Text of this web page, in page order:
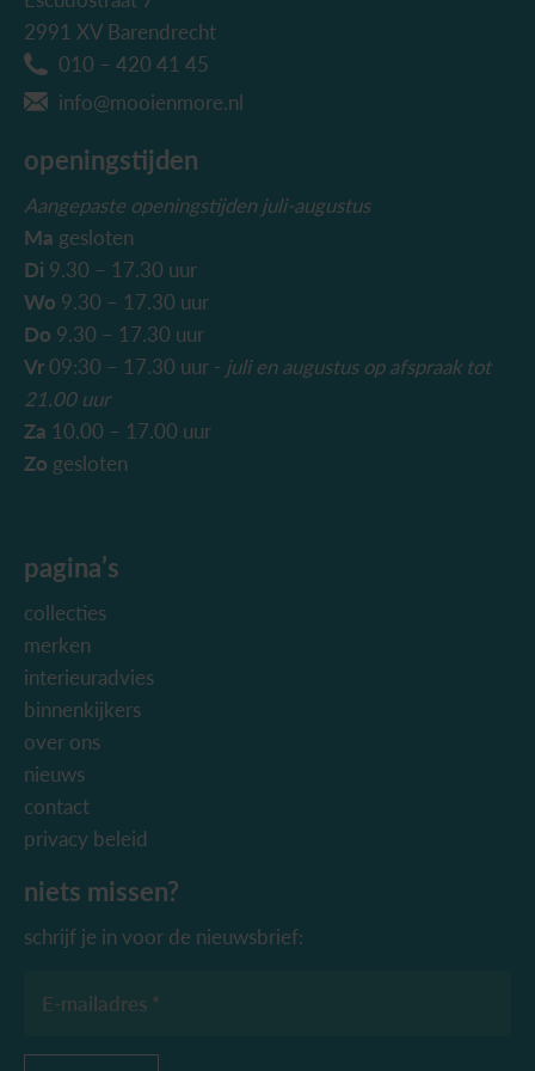
2991 XV Barendrecht
010 – 420 41 45
info@mooienmore.nl
openingstijden
Aangepaste openingstijden juli-augustus
Ma gesloten
Di 9.30 – 17.30 uur
Wo 9.30 – 17.30 uur
Do 9.30 – 17.30 uur
Vr 09:30 – 17.30 uur - juli en augustus op afspraak tot
21.00 uur
Za 10.00 – 17.00 uur
Zo gesloten
pagina’s
collecties
merken
interieuradvies
binnenkijkers
over ons
nieuws
contact
privacy beleid
niets missen?
schrijf je in voor de nieuwsbrief:
E-mailadres *